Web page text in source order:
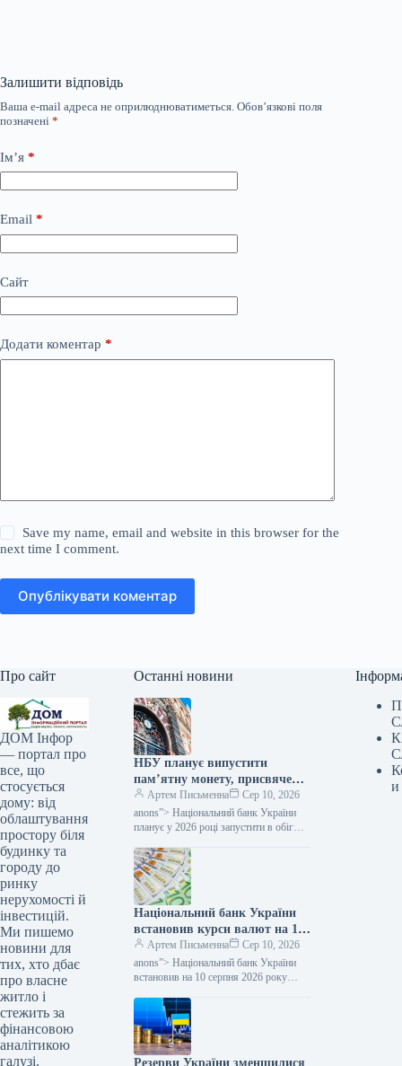
Залишити відповідь
Ваша e-mail адреса не оприлюднюватиметься. Обов’язкові поля
позначені *
Ім’я *
Email *
Сайт
Додати коментар *
Save my name, email and website in this browser for the
next time I comment.
Опублікувати коментар
Про сайт
ДОМ Інфор
— портал про
все, що
стосується
дому: від
облаштування
простору біля
будинку та
городу до
ринку
нерухомості й
інвестицій.
Ми пишемо
новини для
тих, хто дбає
про власне
житло і
стежить за
фінансовою
аналітикою
галузі.
Останні новини
НБУ планує випустити
пам’ятну монету, присвячену
Папі Римському Івану Павлу
II — повідомляє Мінфін
Артем Письменна
Сер 10, 2026
anons”> Національний банк України
планує у 2026 році запустити в обіг
Святому Папі Римському Івану Павлу
II.…
Національний банк України
встановив курси валют на 10
серпня, згідно з якими долар
та євро втратили в ціні.
Артем Письменна
Сер 10, 2026
anons”> Національний банк України
встановив на 10 серпня 2026 року
44,75 грн/$. Таким чином,
порівняно…
Резерви України зменшилися
и